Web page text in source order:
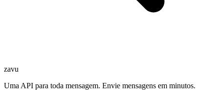
zavu
Uma API para toda mensagem. Envie mensagens em minutos.